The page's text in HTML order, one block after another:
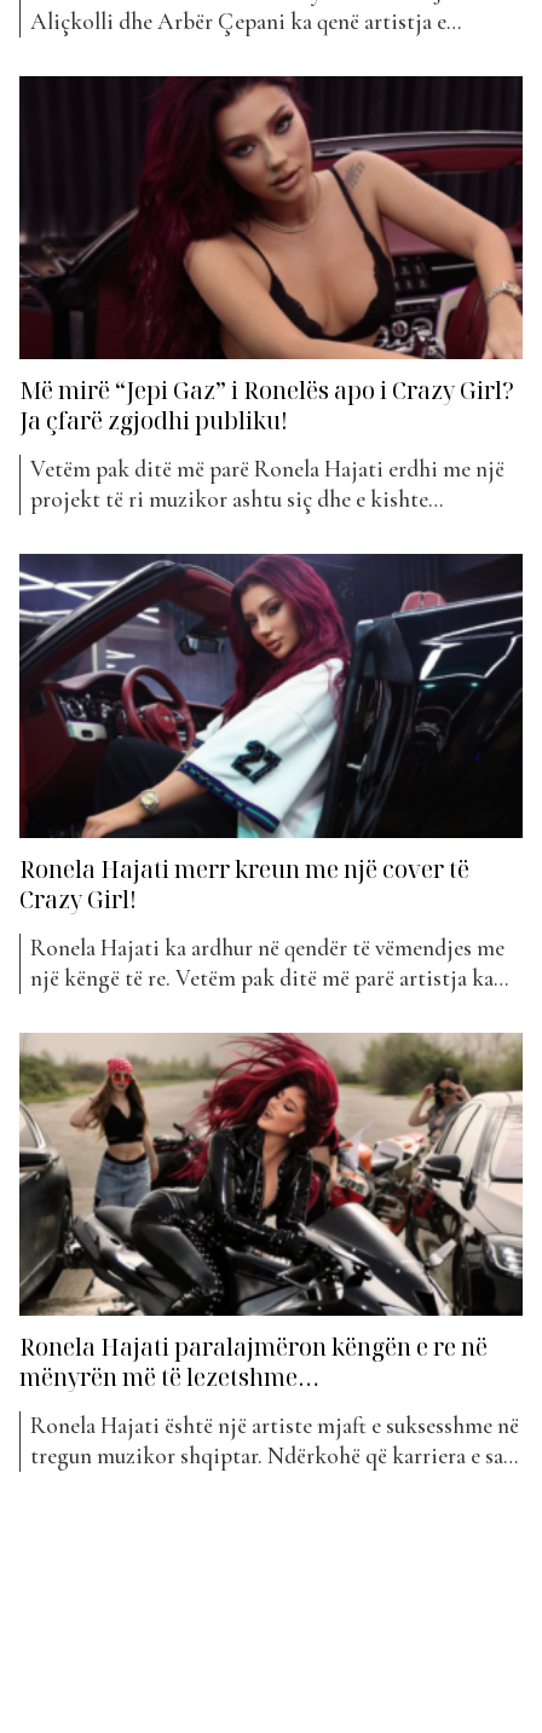
Aliçkolli dhe Arbër Çepani ka qenë artistja e
projekteve të saj të fundit, këngët që priten të dalin
të reja dhe disa momente epike nga karriera e saj disa
vjeçare. Ajo ka përfaqësuar Shqipërinë në...
Më mirë “Jepi Gaz” i Ronelës apo i Crazy Girl?
Ja çfarë zgjodhi publiku!
Vetëm pak ditë më parë Ronela Hajati erdhi me një
projekt të ri muzikor ashtu siç dhe e kishte
cila arriti që të rrëmbente kreun e javës. Por ndoshta
ajo që nuk kishim parashikuar ishte se ky projekt do
të vinte...
Ronela Hajati merr kreun me një cover të
Crazy Girl!
Ronela Hajati ka ardhur në qendër të vëmendjes me
një këngë të re. Vetëm pak ditë më parë artistja ka
“Jepi Gaz”. Një këngë kjo që e themi me sigurinë më
të plotë që do të kthehet në një hit...
Ronela Hajati paralajmëron këngën e re në
mënyrën më të lezetshme…
Ronela Hajati është një artiste mjaft e suksesshme në
tregun muzikor shqiptar. Ndërkohë që karriera e saj